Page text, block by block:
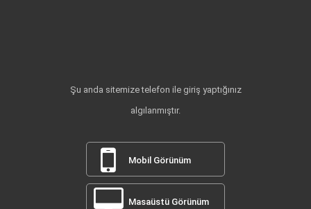
Şu anda sitemize telefon ile giriş yaptığınız
algılanmıştır.
Mobil Görünüm
Masaüstü Görünüm